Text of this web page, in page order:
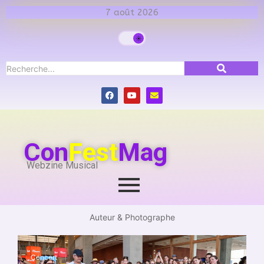
7 août 2026
ConFestMag
Webzine Musical
Auteur & Photographe
Concert